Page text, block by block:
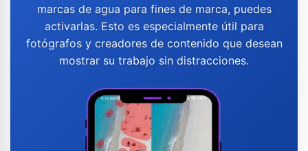
marcas de agua para fines de marca, puedes
activarlas. Esto es especialmente útil para
fotógrafos y creadores de contenido que desean
mostrar su trabajo sin distracciones.